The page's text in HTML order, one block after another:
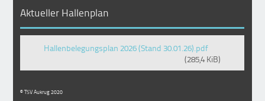
Aktueller Hallenplan
Hallenbelegungsplan 2026 (Stand 30.01.26).pdf
(285,4 KiB)
© TSV Aukrug 2020